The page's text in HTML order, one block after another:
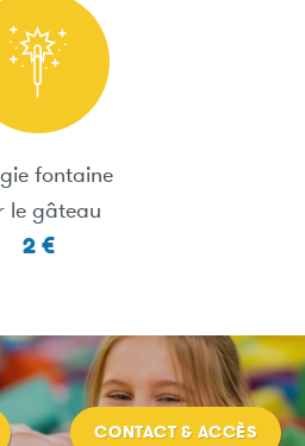
fontaine
le gâteau
2 €
CONTACT & ACCÈS